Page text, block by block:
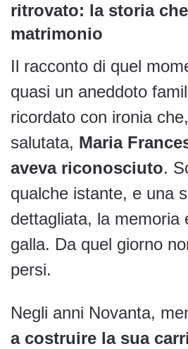
ritrovato: la storia
matrimonio
Il racconto di quel
quasi un aneddoto
ricordato con ironia
salutata, Maria
aveva riconosciuto.
qualche istante, e una
dettagliata, la memoria
galla. Da quel giorno
persi.
Negli anni Novanta,
a costruire la sua